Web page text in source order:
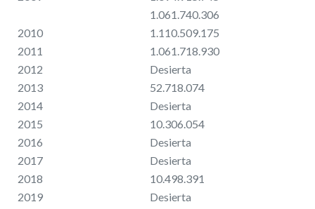
1.061.740.306
2010
1.110.509.175
2011
1.061.718.930
2012
Desierta
2013
52.718.074
2014
Desierta
2015
10.306.054
2016
Desierta
2017
Desierta
2018
10.498.391
2019
Desierta